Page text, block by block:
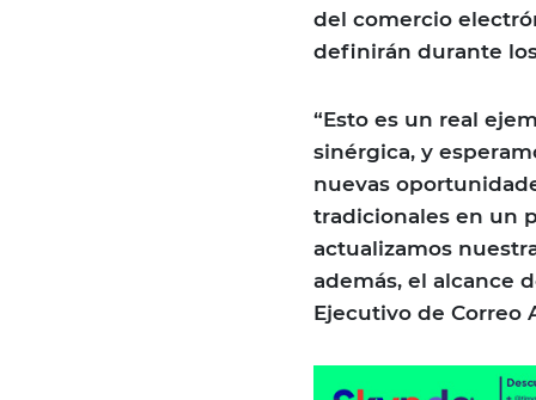
del comercio
definirán durante
“Esto es un real
sinérgica, y
nuevas
tradicionales en un
actualizamos
además, el alcance
Ejecutivo de